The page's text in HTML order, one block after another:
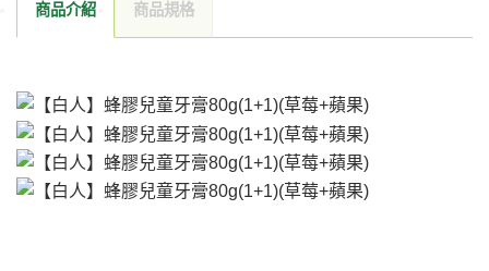
商品介紹 商品規格